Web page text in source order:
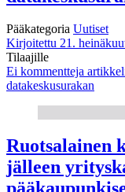
Pääkategoria Uutiset
Kirjoitettu 21.
Tilaajille
Ei kommentteja
datakeskusurakan
Ruotsalainen
jälleen